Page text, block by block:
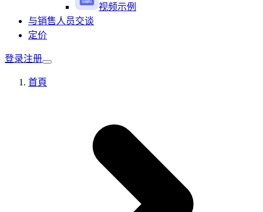
视频示例
与销售人员交谈
定价
登录注册
首頁